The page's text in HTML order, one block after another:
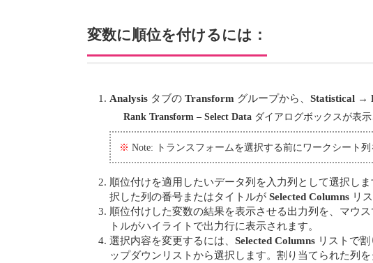
変数に順位を付けるには：
Analysis タブの Transform グループから、 Statistical →
Rank Transform – Select Data ダイアログボックスが表
※ Note: トランスフォームを選択する前にワークシート
順位付けを適用したいデータ列を入力列として選択し
択した列の番号またはタイトルが Selected Columns リ
順位付けした変数の結果を表示させる出力列を、マウ
トルがハイライトで出力行に表示されます。
選択内容を変更するには、 Selected Columns リストで
ップダウンリストから選択します。割り当てられた列